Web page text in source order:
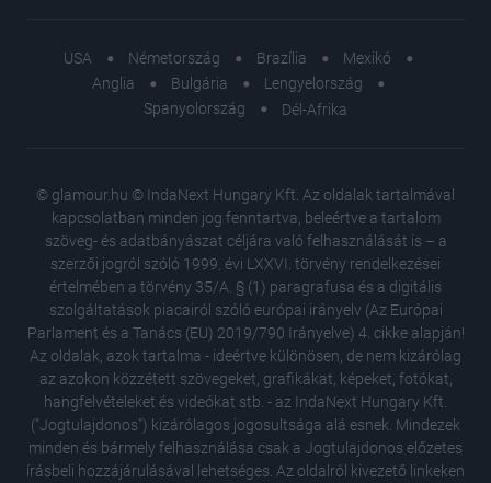
USA Németország Brazília
Mexikó
Anglia
Bulgária
Lengyelország
Spanyolország
Dél-Afrika
© glamour.hu © IndaNext Hungary Kft. Az oldalak tartalmával
kapcsolatban minden jog fenntartva, beleértve a tartalom
szöveg- és adatbányászat céljára való felhasználását is – a
szerzői jogról szóló 1999. évi LXXVI. törvény rendelkezései
értelmében a törvény 35/A. § (1) paragrafusa és a digitális
szolgáltatások piacairól szóló európai irányelv (Az Európai
Parlament és a Tanács (EU) 2019/790 Irányelve) 4. cikke alapján!
Az oldalak, azok tartalma - ideértve különösen, de nem kizárólag
az azokon közzétett szövegeket, grafikákat, képeket, fotókat,
hangfelvételeket és videókat stb. - az IndaNext Hungary Kft.
("Jogtulajdonos") kizárólagos jogosultsága alá esnek. Mindezek
minden és bármely felhasználása csak a Jogtulajdonos előzetes
írásbeli hozzájárulásával lehetséges. Az oldalról kivezető linkeken